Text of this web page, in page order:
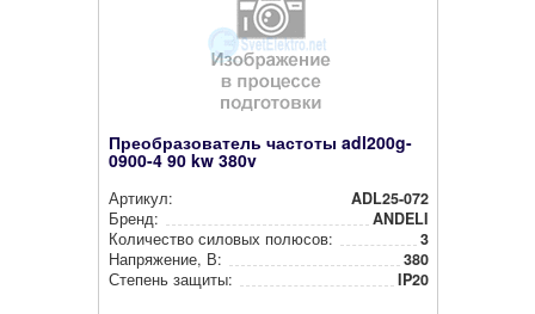
Преобразователь частоты adl200g-
0900-4 90 kw 380v
Артикул:
ADL25-072
Бренд:
ANDELI
Количество силовых полюсов:
3
Нап­ря­же­ние, В:
380
Степень защиты:
IP20